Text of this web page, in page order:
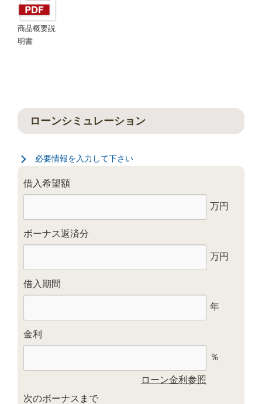
商品概要説
明書
ローンシミュレーション
必要情報を入力して下さい
借入希望額
万円
ボーナス返済分
万円
借入期間
年
金利
％
ローン金利参照
次のボーナスまで